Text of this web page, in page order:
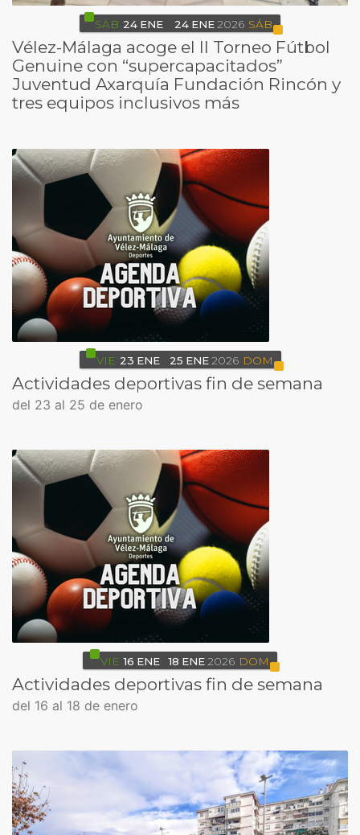
SÁB 24 ENE 24 ENE2026 SÁB
Vélez-Málaga acoge el II Torneo Fútbol
Genuine con “supercapacitados”
Juventud Axarquía Fundación Rincón y
tres equipos inclusivos más
VIE 23 ENE 25 ENE 2026 DOM
Actividades deportivas fin de semana
del 23 al 25 de enero
VIE 16 ENE 18 ENE2026 DOM
Actividades deportivas fin de semana
del 16 al 18 de enero